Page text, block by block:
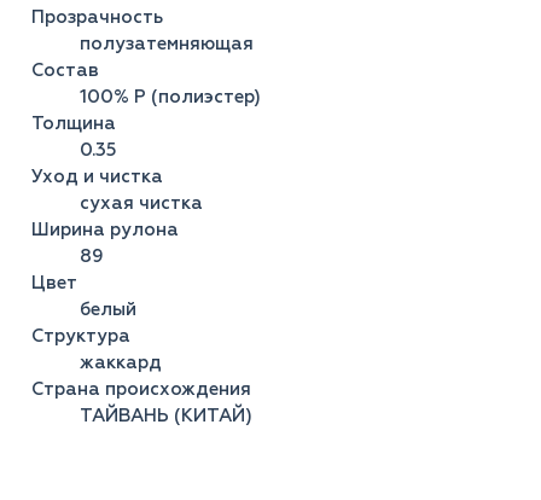
Прозрачность
полузатемняющая
Состав
100% Р (полиэстер)
Толщина
0.35
Уход и чистка
сухая чистка
Ширина рулона
89
Цвет
белый
Структура
жаккард
Страна происхождения
ТАЙВАНЬ (КИТАЙ)